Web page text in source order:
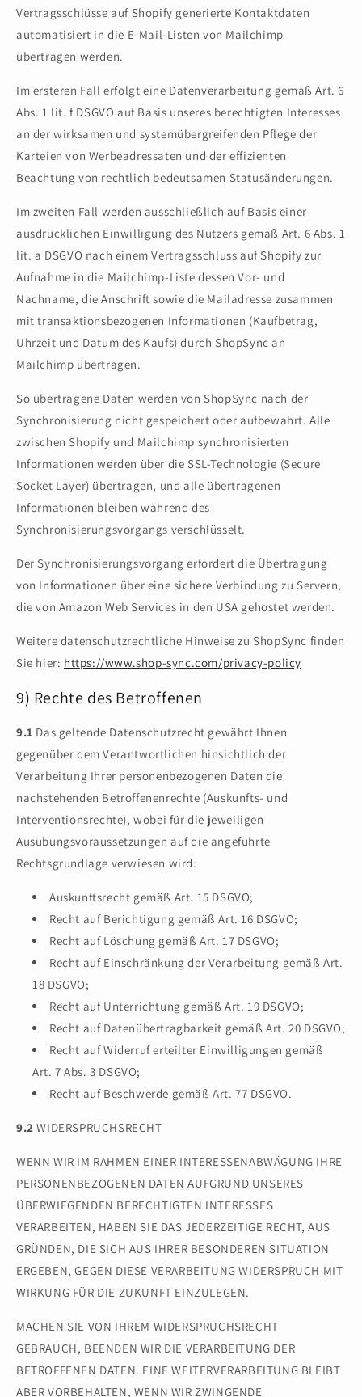
Vertragsschlüsse auf Shopify generierte Kontaktdaten
automatisiert in die E-Mail-Listen von Mailchimp
übertragen werden.
Im ersteren Fall erfolgt eine Datenverarbeitung gemäß Art. 6
Abs. 1 lit. f DSGVO auf Basis unseres berechtigten Interesses
an der wirksamen und systemübergreifenden Pflege der
Karteien von Werbeadressaten und der effizienten
Beachtung von rechtlich bedeutsamen Statusänderungen.
Im zweiten Fall werden ausschließlich auf Basis einer
ausdrücklichen Einwilligung des Nutzers gemäß Art. 6 Abs. 1
lit. a DSGVO nach einem Vertragsschluss auf Shopify zur
Aufnahme in die Mailchimp-Liste dessen Vor- und
Nachname, die Anschrift sowie die Mailadresse zusammen
mit transaktionsbezogenen Informationen (Kaufbetrag,
Uhrzeit und Datum des Kaufs) durch ShopSync an
Mailchimp übertragen.
So übertragene Daten werden von ShopSync nach der
Synchronisierung nicht gespeichert oder aufbewahrt. Alle
zwischen Shopify und Mailchimp synchronisierten
Informationen werden über die SSL-Technologie (Secure
Socket Layer) übertragen, und alle übertragenen
Informationen bleiben während des
Synchronisierungsvorgangs verschlüsselt.
Der Synchronisierungsvorgang erfordert die Übertragung
von Informationen über eine sichere Verbindung zu Servern,
die von Amazon Web Services in den USA gehostet werden.
Weitere datenschutzrechtliche Hinweise zu ShopSync finden
Sie hier: https://www.shop-sync.com/privacy-policy
9) Rechte des Betroffenen
9.1 Das geltende Datenschutzrecht gewährt Ihnen
gegenüber dem Verantwortlichen hinsichtlich der
Verarbeitung Ihrer personenbezogenen Daten die
nachstehenden Betroffenenrechte (Auskunfts- und
Interventionsrechte), wobei für die jeweiligen
Ausübungsvoraussetzungen auf die angeführte
Rechtsgrundlage verwiesen wird:
Auskunftsrecht gemäß Art. 15 DSGVO;
Recht auf Berichtigung gemäß Art. 16 DSGVO;
Recht auf Löschung gemäß Art. 17 DSGVO;
Recht auf Einschränkung der Verarbeitung gemäß Art.
18 DSGVO;
Recht auf Unterrichtung gemäß Art. 19 DSGVO;
Recht auf Datenübertragbarkeit gemäß Art. 20 DSGVO;
Recht auf Widerruf erteilter Einwilligungen gemäß
Art. 7 Abs. 3 DSGVO;
Recht auf Beschwerde gemäß Art. 77 DSGVO.
9.2 WIDERSPRUCHSRECHT
WENN WIR IM RAHMEN EINER INTERESSENABWÄGUNG IHRE
PERSONENBEZOGENEN DATEN AUFGRUND UNSERES
ÜBERWIEGENDEN BERECHTIGTEN INTERESSES
VERARBEITEN, HABEN SIE DAS JEDERZEITIGE RECHT, AUS
GRÜNDEN, DIE SICH AUS IHRER BESONDEREN SITUATION
ERGEBEN, GEGEN DIESE VERARBEITUNG WIDERSPRUCH MIT
WIRKUNG FÜR DIE ZUKUNFT EINZULEGEN.
MACHEN SIE VON IHREM WIDERSPRUCHSRECHT
GEBRAUCH, BEENDEN WIR DIE VERARBEITUNG DER
BETROFFENEN DATEN. EINE WEITERVERARBEITUNG BLEIBT
ABER VORBEHALTEN, WENN WIR ZWINGENDE